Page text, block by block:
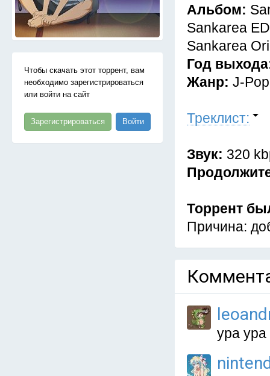
Чтобы скачать этот торрент, вам
необходимо зарегистрироваться
или войти на сайт
Зарегистрироваться Войти
Альбом:
Sankarea
Sankarea
Год
Жанр: J-
Треклист:
Звук: 320
Торрент
Причина:
ура ура